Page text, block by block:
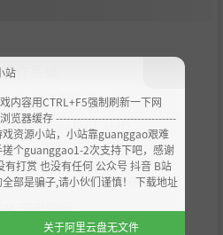
作系统
7/Windows 8
or equivalent AMD
Radeon HD 6850
可用空间
站
内容用CTRL+F5强制刷新一下网
览器缓存 ----------------------------------
资源小站，小站靠guanggao艰难
个guanggao1-2次支持下吧，感谢
打赏 也没有任何 公众号 抖音 B站
部是骗子,请小伙们谨慎！ 下载地址
关于阿里云盘无文件